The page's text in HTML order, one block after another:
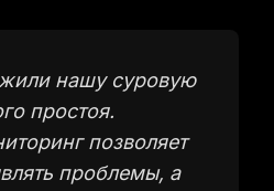
нашу суровую
простоя.
позволяет
проблемы, а